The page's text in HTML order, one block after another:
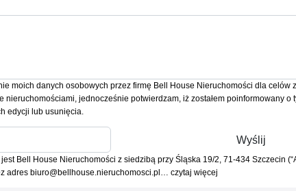
moich danych osobowych przez firmę Bell House Nieruchomości dla celów
nieruchomościami, jednocześnie potwierdzam, iż zostałem poinformowany o
edycji lub usunięcia.
Bell House Nieruchomości z siedzibą przy Śląska 19/2, 71-434 Szczecin
adres biuro@bellhouse.nieruchomosci.pl… czytaj więcej